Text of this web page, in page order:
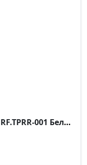
Rift Direct Тумба приставная RF.TPRR-001 Белый Бриллиант/Металл Антрацит 424*500*821